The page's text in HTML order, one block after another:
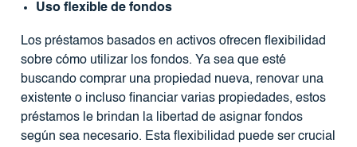
Uso flexible de fondos
Los préstamos basados ​​en activos ofrecen flexibilidad
sobre cómo utilizar los fondos. Ya sea que esté
buscando comprar una propiedad nueva, renovar una
existente o incluso financiar varias propiedades, estos
préstamos le brindan la libertad de asignar fondos
según sea necesario. Esta flexibilidad puede ser crucial